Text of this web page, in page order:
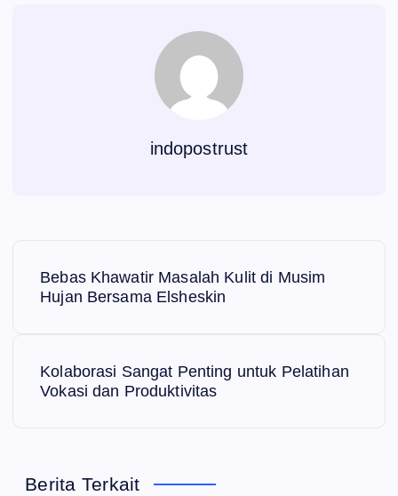
indopostrust
a
Bebas Khawatir Masalah Kulit di Musim
Hujan Bersama Elsheskin
Kolaborasi Sangat Penting untuk Pelatihan
Vokasi dan Produktivitas
Berita Terkait